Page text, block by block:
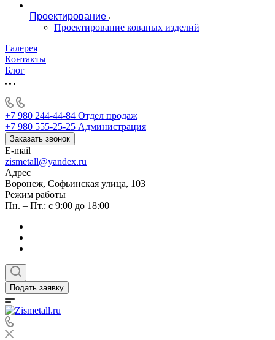
Проектирование
Проектирование кованых изделий
Галерея
Контакты
Блог
+7 980 244-44-84 Отдел продаж
+7 980 555-25-25 Администрация
Заказать звонок
E-mail
zismetall@yandex.ru
Адрес
Воронеж, Софьинская улица, 103
Режим работы
Пн. – Пт.: с 9:00 до 18:00
Подать заявку